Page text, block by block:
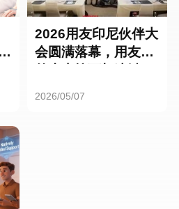
2026用友印尼伙伴大
会圆满落幕，用友海
2026/05/07